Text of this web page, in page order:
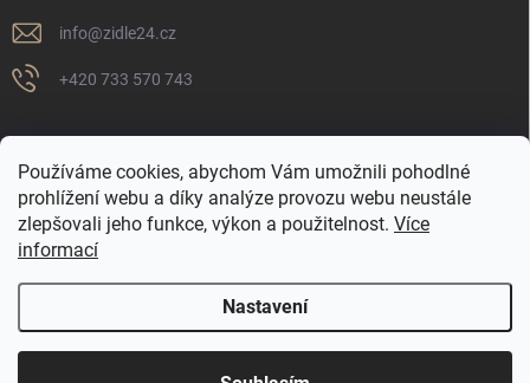
Používáme cookies, abychom Vám umožnili pohodlné
prohlížení webu a díky analýze provozu webu neustále
zlepšovali jeho funkce, výkon a použitelnost. Více
informací
Nastavení
info@zidle24.cz
+420 733 570 743
PŘIJÍMÁME ONLINE PLATBY
Židle24.cz . Všechna práva vyhrazena.